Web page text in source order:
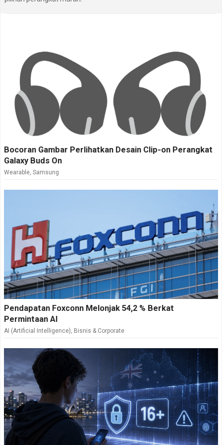
Bocoran Gambar Perlihatkan Desain Clip-on Perangkat
Galaxy Buds On
Wearable Samsung
Pendapatan Foxconn Melonjak 54,2 % Berkat
Permintaan AI
AI (Artificial Intelligence) Bisnis & Corporate